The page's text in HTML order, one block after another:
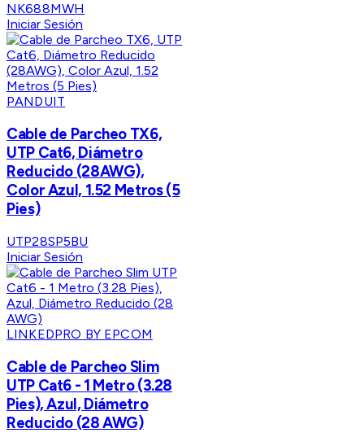
NK688MWH
Iniciar Sesión
PANDUIT
Cable de Parcheo TX6,
UTP Cat6, Diámetro
Reducido (28AWG),
Color Azul, 1.52 Metros (5
Pies)
UTP28SP5BU
Iniciar Sesión
LINKEDPRO BY EPCOM
Cable de Parcheo Slim
UTP Cat6 - 1 Metro (3.28
Pies), Azul, Diámetro
Reducido (28 AWG)